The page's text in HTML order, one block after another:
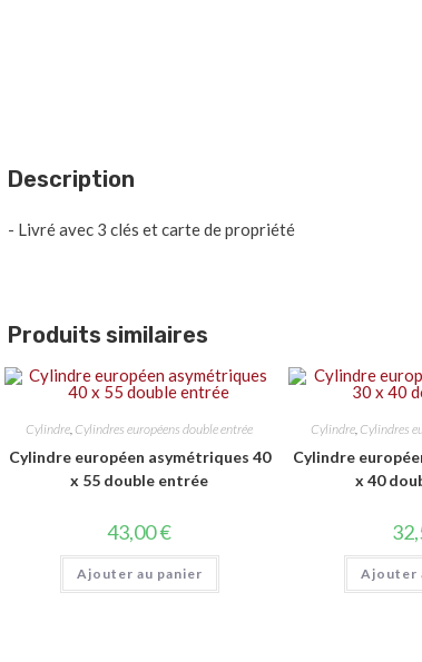
Description
- Livré avec 3 clés et carte de propriété
Produits similaires
Cylindre, Cylindres européens double entrée
Cylindre européen asymétriques 40
x 55 double entrée
43,00€
Ajouter au panier
Cylindre, Cylindres
Cylindre
x 40
Ajouter